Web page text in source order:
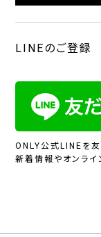
LINEのご登録
ONLY公式LINEを友
新着情報やオンライ